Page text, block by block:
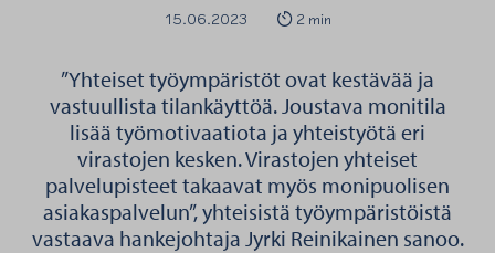
15.06.2023 2 min
”Yhteiset työympäristöt ovat kestävää ja
vastuullista tilankäyttöä. Joustava monitila
lisää työmotivaatiota ja yhteistyötä eri
virastojen kesken. Virastojen yhteiset
palvelupisteet takaavat myös monipuolisen
asiakaspalvelun”, yhteisistä työympäristöistä
vastaava hankejohtaja Jyrki Reinikainen sanoo.